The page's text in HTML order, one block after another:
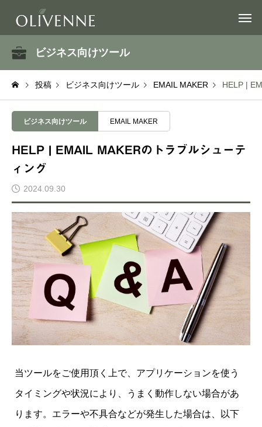
ビジネス向けツール
投稿 ビジネス向けツール EMAIL MAKER HELP |
ビジネス向けツール EMAIL MAKER
HELP | EMAIL MAKERのトラブルシューテ
ィング
2024.09.30
当ツールをご使用頂く上で、アプリケーションを使う
タイミングや状況により、うまく動作しない場合があ
ります。エラーや不具合などが発生した場合は、以下